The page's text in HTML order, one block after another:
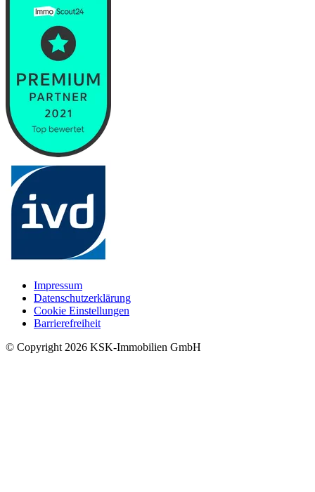
Impressum
Datenschutzerklärung
Cookie Einstellungen
Barrierefreiheit
© Copyright 2026 KSK-Immobilien GmbH